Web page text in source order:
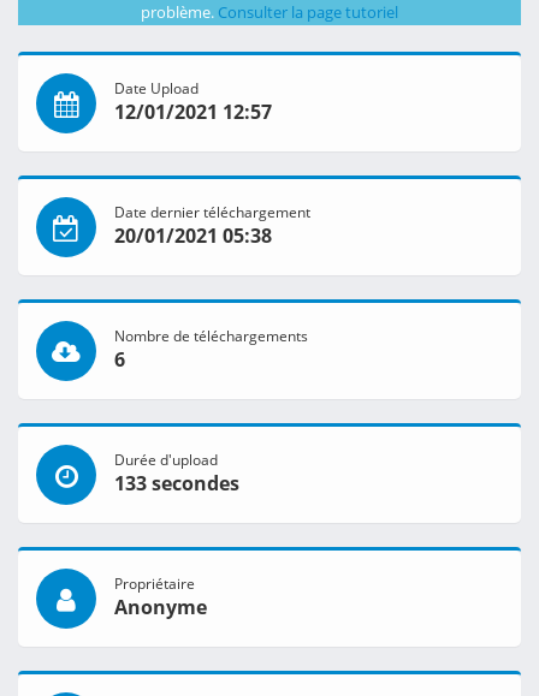
problème. Consulter la page tutoriel
Date Upload
12/01/2021 12:57
Date dernier téléchargement
20/01/2021 05:38
Nombre de téléchargements
6
Durée d'upload
133 secondes
Propriétaire
Anonyme